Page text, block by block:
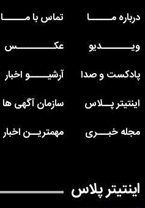
درباره مــــــا
تماس با مــــــا
ویــــــــدیو
عکــــــــــس
پادکست و صدا
آرشیـــــو اخبار
اینتیتر پــلاس
سازمان آگهی ها
مجله خبـــری
مهمتریــن اخبار
اینتیتر پلاس